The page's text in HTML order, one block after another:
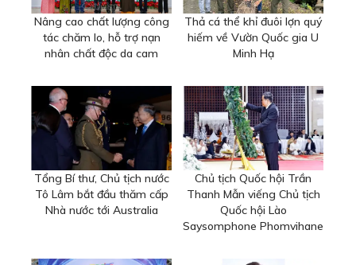
Nâng cao chất lượng công
tác chăm lo, hỗ trợ nạn
nhân chất độc da cam
Thả cá thể khỉ đuôi lợn quý
hiếm về Vườn Quốc gia U
Minh Hạ
Tổng Bí thư, Chủ tịch nước
Tô Lâm bắt đầu thăm cấp
Nhà nước tới Australia
Chủ tịch Quốc hội Trần
Thanh Mẫn viếng Chủ tịch
Quốc hội Lào
Saysomphone Phomvihane